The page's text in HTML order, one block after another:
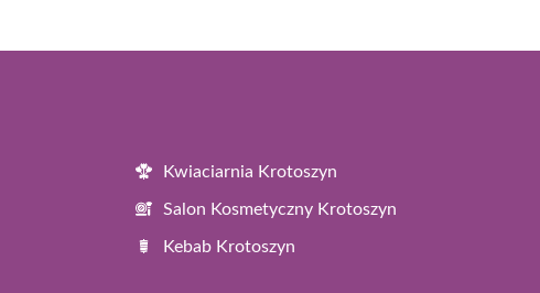
Kwiaciarnia Krotoszyn
Salon Kosmetyczny Krotoszyn
Kebab Krotoszyn